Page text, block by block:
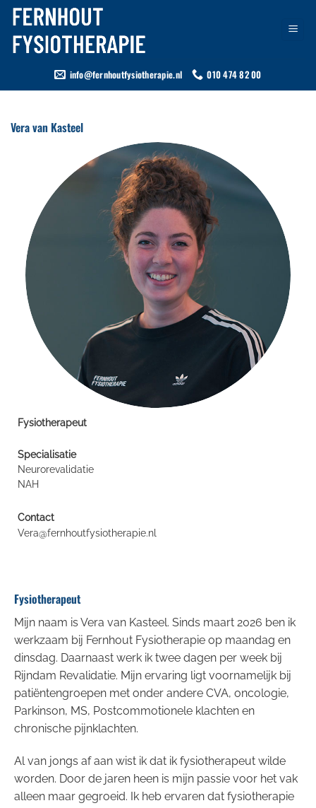
Ga
naar
inhoud
info@fernhoutfysiotherapie.nl 010 474 82 00
Vera van Kasteel
Fysiotherapeut
Specialisatie
Neurorevalidatie
NAH
Contact
Vera@fernhoutfysiotherapie.nl
Fysiotherapeut
Mijn naam is Vera van Kasteel. Sinds maart 2026 ben ik
werkzaam bij Fernhout Fysiotherapie op maandag en
dinsdag. Daarnaast werk ik twee dagen per week bij
Rijndam Revalidatie. Mijn ervaring ligt voornamelijk bij
patiëntengroepen met onder andere CVA, oncologie,
Parkinson, MS, Postcommotionele klachten en
chronische pijnklachten.
Al van jongs af aan wist ik dat ik fysiotherapeut wilde
worden. Door de jaren heen is mijn passie voor het vak
alleen maar gegroeid. Ik heb ervaren dat fysiotherapie